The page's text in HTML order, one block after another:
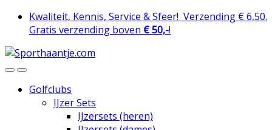
Skip
Skip Kwaliteit, Kennis, Service & Sfeer! Verzending € 6,50.
Gratis verzending boven € 50,-!
Golfclubs
IJzer Sets
IJzersets (heren)